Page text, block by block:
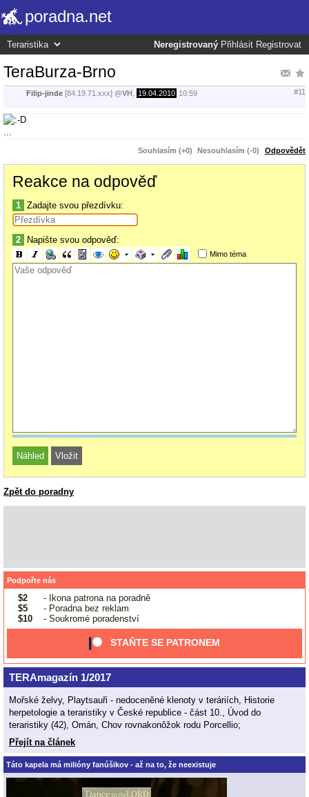
poradna.net
Neregistrovaný Přihlásit Registrovat
TeraBurza-Brno
Filip-jinde [84.19.71.xxx] @VH 19.04.2010 10:59 #11
Souhlasím (+0) Nesouhlasím (-0) Odpovědět
Reakce na odpověď
1 Zadajte svou přezdívku:
2 Napište svou odpověď:
Mimo téma
Zpět do poradny
Podpořte nás
$2
- Ikona patrona na poradně
$5
- Poradna bez reklam
$10
- Soukromé poradenství
STAŇTE SE PATRONEM
TERAmagazín 1/2017
Mořské želvy, Playtsauři - nedoceněné klenoty v teráriích, Historie
herpetologie a teraristiky v České republice - část 10., Úvod do
teraristiky (42), Omán, Chov rovnakonôžok rodu Porcellio;
Přejít na článek
Táto kapela má milióny fanúšikov - až na to, že neexistuje